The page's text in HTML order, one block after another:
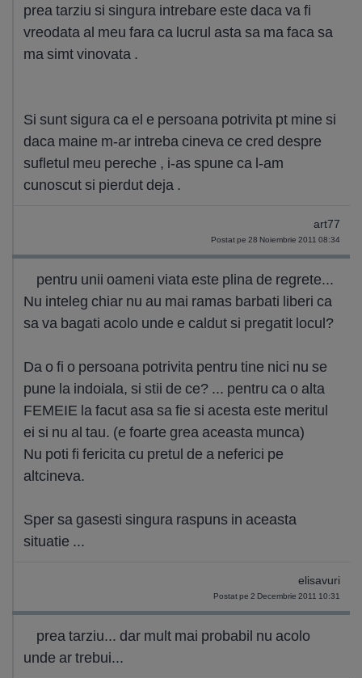
prea tarziu si singura intrebare este daca va fi
vreodata al meu fara ca lucrul asta sa ma faca sa
ma simt vinovata .
Si sunt sigura ca el e persoana potrivita pt mine si
daca maine m-ar intreba cineva ce cred despre
sufletul meu pereche , i-as spune ca l-am
cunoscut si pierdut deja .
art77
Postat pe 28 Noiembrie 2011 08:34
pentru unii oameni viata este plina de regrete...
Nu inteleg chiar nu au mai ramas barbati liberi ca
sa va bagati acolo unde e caldut si pregatit locul?
Da o fi o persoana potrivita pentru tine nici nu se
pune la indoiala, si stii de ce? ... pentru ca o alta
FEMEIE la facut asa sa fie si acesta este meritul
ei si nu al tau. (e foarte grea aceasta munca)
Nu poti fi fericita cu pretul de a neferici pe
altcineva.
Sper sa gasesti singura raspuns in aceasta
situatie ...
elisavuri
Postat pe 2 Decembrie 2011 10:31
prea tarziu... dar mult mai probabil nu acolo
unde ar trebui...